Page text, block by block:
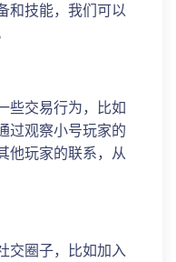
和技能，我们可以
些交易行为，比如
过观察小号玩家的
他玩家的联系，从
交圈子，比如加入